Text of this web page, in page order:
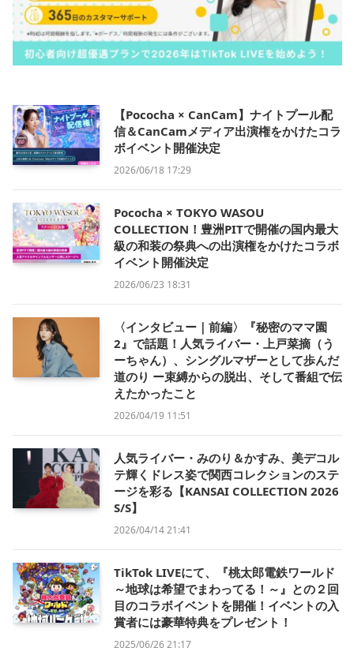
【Pococha × CanCam】ナイトプール配
信＆CanCamメディア出演権をかけたコラ
ボイベント開催決定
2026/06/18 17:29
Pococha × TOKYO WASOU
COLLECTION！豊洲PITで開催の国内最大
級の和装の祭典への出演権をかけたコラボ
イベント開催決定
2026/06/23 18:31
〈インタビュー｜前編〉『秘密のママ園
2』で話題！人気ライバー・上戸菜摘（う
ーちゃん）、シングルマザーとして歩んだ
道のり ー束縛からの脱出、そして番組で伝
えたかったこと
2026/04/19 11:51
人気ライバー・みのり＆かすみ、美デコル
テ輝くドレス姿で関西コレクションのステ
ージを彩る【KANSAI COLLECTION 2026
S/S】
2026/04/14 21:41
TikTok LIVEにて、『桃太郎電鉄ワールド
～地球は希望でまわってる！～』との２回
目のコラボイベントを開催！イベントの入
賞者には豪華特典をプレゼント！
2025/06/26 21:17